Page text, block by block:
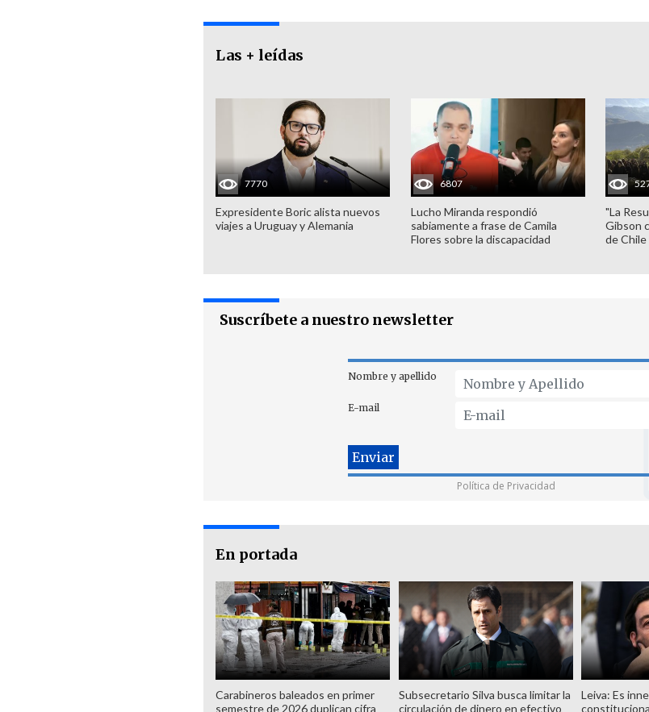
Las + leídas
7770
Expresidente Boric alista nuevos
viajes a Uruguay y Alemania
6807
Lucho Miranda respondió
sabiamente a frase de Camila
Flores sobre la discapacidad
"La
Gibson
de Chile
Suscríbete a nuestro newsletter
Nombre y apellido
E-mail
Política de Privacidad
En portada
Carabineros baleados en primer
semestre de 2026 duplican cifra
Subsecretario Silva busca limitar la
circulación de dinero en efectivo
Leiva: Es